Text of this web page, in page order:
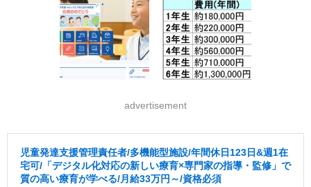
advertisement
児童発達支援管理責任者/多機能型施設/年間休日123日&週1在
宅可/「デジタル化対応の新しい療育×専門家の指導・監修」で
質の高い療育が学べる/月給33万円～/資格必須